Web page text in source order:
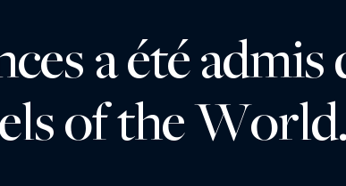
a été admis
of the World.